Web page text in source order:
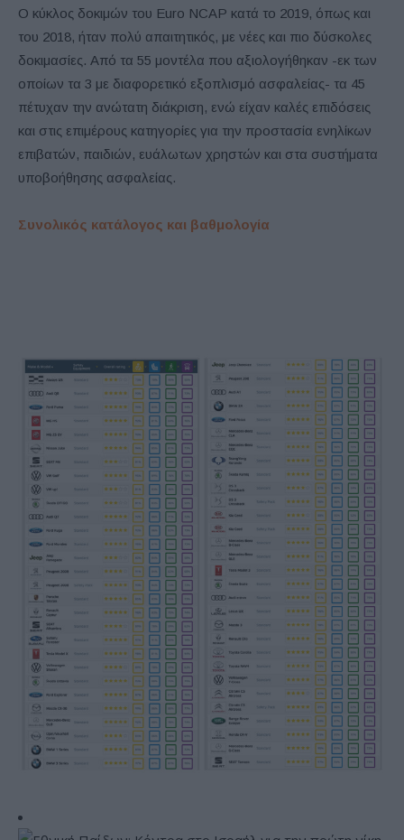
Ο κύκλος δοκιμών του Euro NCAP κατά το 2019, όπως και
του 2018, ήταν πολύ απαιτητικός, με νέες και πιο δύσκολες
δοκιμασίες. Από τα 55 μοντέλα που αξιολογήθηκαν -εκ των
οποίων τα 3 με διαφορετικό εξοπλισμό ασφαλείας- τα 45
πέτυχαν την ανώτατη διάκριση, ενώ είχαν καλές επιδόσεις
και στις επιμέρους κατηγορίες για την προστασία ενηλίκων
επιβατών, παιδιών, ευάλωτων χρηστών και στα συστήματα
υποβοήθησης ασφαλείας.
Συνολικός κατάλογος και βαθμολογία